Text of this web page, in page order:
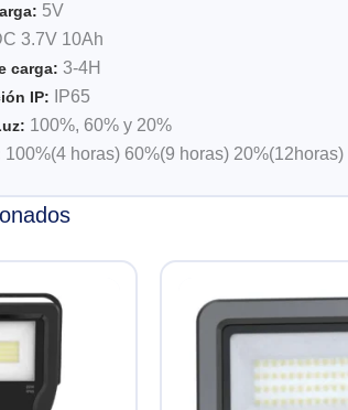
5V
3.7V 10Ah
carga: 3-4H
IP: IP65
100%, 60% y 20%
100%(4 horas) 60%(9 horas) 20%(12horas)